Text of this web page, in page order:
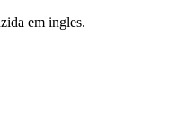
em ingles.